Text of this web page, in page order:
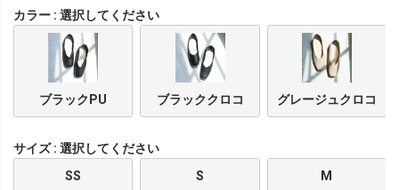
カラー 選択してください
ブラックPU ブラッククロコ グレージュクロコ
サイズ
選択してください
SS
S M